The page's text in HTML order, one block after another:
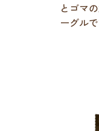
とゴマ
ーグルで